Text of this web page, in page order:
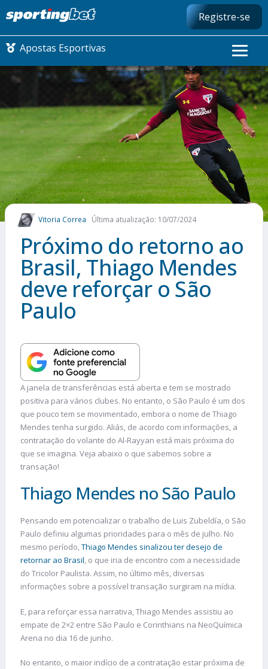
Registre-se
Apostas Esportivas
CONMEBOL LIBERTADORES
FUTEBOL NACIONAL
FUTEBOL INTERNACIONAL
COMO APOSTAR
MAIS ESPORTES
Vitoria Correa Última atualização: 10/07/2024
Próximo do retorno ao
Brasil, Thiago Mendes
deve reforçar o São
Paulo
A janela de transferências está aberta e tem se mostrado
positiva para vários clubes. No entanto, o São Paulo é um dos
que pouco tem se movimentado, embora o nome de Thiago
Mendes tenha surgido. Aliás, de acordo com informações, a
contratação do volante do Al-Rayyan está mais próxima do
que se imagina. Veja abaixo o que sabemos sobre a
transação!
Thiago Mendes no São Paulo
Pensando em potencializar o trabalho de Luis Zubeldía, o São
Paulo definiu algumas prioridades para o mês de julho. No
mesmo período,Thiago Mendes sinalizou ter desejo de
retornar ao Brasil, o que iria de encontro com a necessidade
do Tricolor Paulista. Assim, no último mês, diversas
informações sobre a possível transação surgiram na mídia.
E, para reforçar essa narrativa, Thiago Mendes assistiu ao
empate de 2×2 entre São Paulo e Corinthians na NeoQuímica
Arena no dia 16 de junho.
No entanto, o maior indício de a contratação estar próxima de